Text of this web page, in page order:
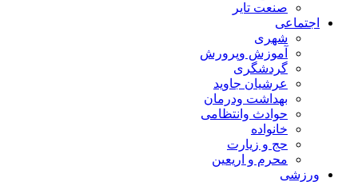
صنعت تایر
اجتماعی
شهری
آموزش وپرورش
گردشگری
عرشیان جاوید
بهداشت ودرمان
حوادث وانتظامی
خانواده
حج و زیارت
محرم و اریعین
ورزشی